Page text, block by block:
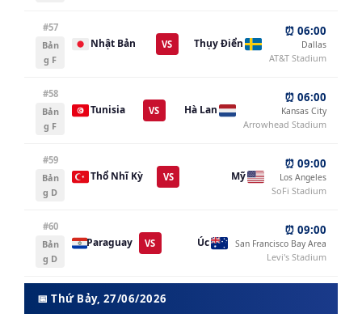
#57
Bản
g F
Nhật Bản VS Thụy Điển
⏰ 06:00
Dallas
AT&T Stadium
#58
Bản
g F
Tunisia VS Hà Lan
⏰ 06:00
Kansas City
Arrowhead Stadium
#59
Bản
g D
Thổ Nhĩ Kỳ VS Mỹ
⏰ 09:00
Los Angeles
SoFi Stadium
#60
Bản
g D
Paraguay VS Úc
⏰ 09:00
San Francisco Bay Area
Levi's Stadium
📅 Thứ Bảy, 27/06/2026